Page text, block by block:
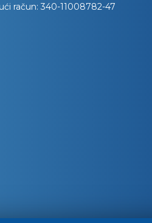
račun: 340-11008782-47